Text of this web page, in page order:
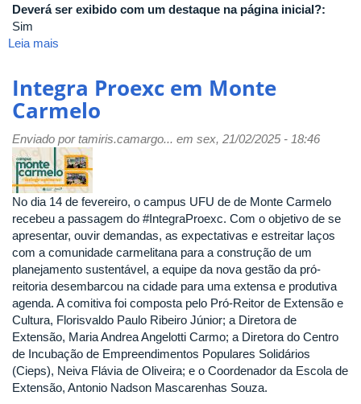
Deverá ser exibido com um destaque na página inicial?:
Sim
Leia mais
em
Patos
Minas
Integra Proexc em Monte
Carmelo
Enviado portamiris.camargo... em sex, 21/02/2025 - 18:46
No dia 14 de fevereiro, o campus UFU de de Monte Carmelo
recebeu a passagem do #IntegraProexc. Com o objetivo de se
apresentar, ouvir demandas, as expectativas e estreitar laços
com a comunidade carmelitana para a construção de um
planejamento sustentável, a equipe da nova gestão da pró-
reitoria desembarcou na cidade para uma extensa e produtiva
agenda. A comitiva foi composta pelo Pró-Reitor de Extensão e
Cultura, Florisvaldo Paulo Ribeiro Júnior; a Diretora de
Extensão, Maria Andrea Angelotti Carmo; a Diretora do Centro
de Incubação de Empreendimentos Populares Solidários
(Cieps), Neiva Flávia de Oliveira; e o Coordenador da Escola de
Extensão, Antonio Nadson Mascarenhas Souza.